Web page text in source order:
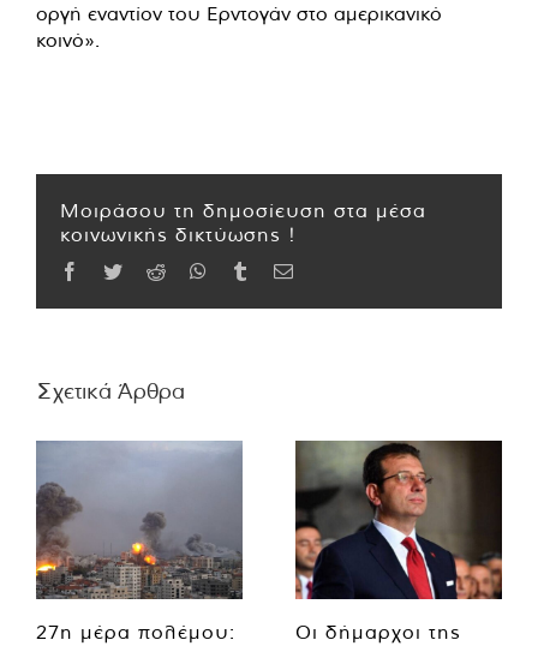
οργή εναντίον του Ερντογάν στο αμερικανικό
κοινό».
Μοιράσου τη δημοσίευση στα μέσα
κοινωνικής δικτύωσης !
Facebook
TwitterReddit WhatsApp
TumblrEmail
Σχετικά Άρθρα
27η μέρα πολέμου:
Οι δήμαρχοι της